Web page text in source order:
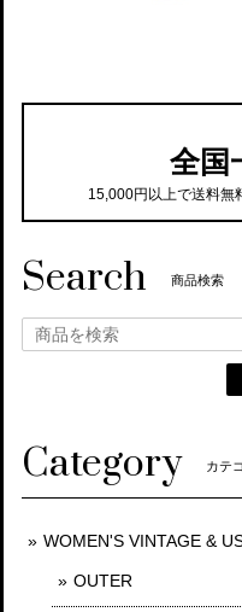
全国
15,000円以上で送料無
Search 商品検索
Category カテ
WOMEN'S VINTAGE &
OUTER